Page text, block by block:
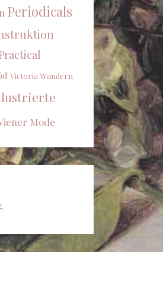
Periodicals
Victoria Wandern
Mode